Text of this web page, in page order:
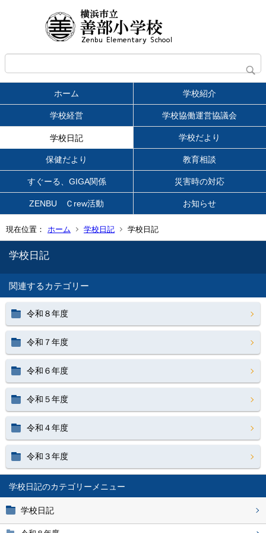
ホーム 学校紹介
学校経営 学校協働運営協議会
学校日記 学校だより
保健だより 教育相談
すぐーる、GIGA関係 災害時の対応
ZENBU Ｃrew活動 お知らせ
現在位置： ホーム 学校日記 学校日記
学校日記
学校日記
学校日記
関連するカテゴリー
令和８年度
令和７年度
令和６年度
令和５年度
令和４年度
令和３年度